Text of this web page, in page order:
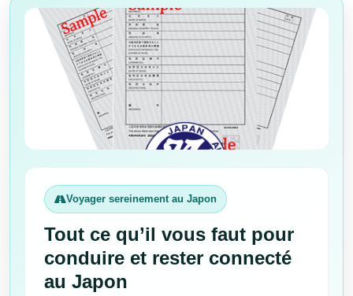
Voyager sereinement au Japon
Tout ce qu’il vous faut pour
conduire et rester connecté
au Japon